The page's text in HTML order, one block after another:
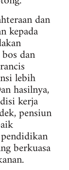
dan
kepada
dan
lebih
hasilnya,
kerja
pensiun
berkuasa